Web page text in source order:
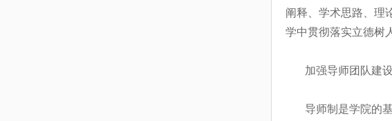
阐释、学术思路、理
学中贯彻落实立德树
加强导师团队建
导师制是学院的